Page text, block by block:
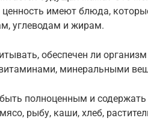
ценность имеют блюда,
углеводам и жирам.
обеспечен ли
минеральными
полноценным и
рыбу, каши, хлеб,